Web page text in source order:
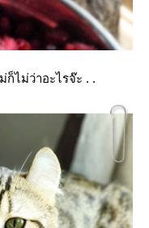
ก็ไม่ว่าอะไรจ๊ะ . .